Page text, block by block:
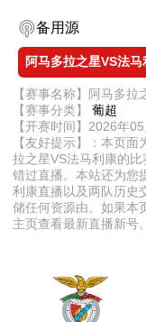
备用源
阿马多拉之星VS法
【赛事名称】阿马多
【赛事分类】 葡超
【开赛时间】2026年
【友好提示】：本页
拉之星VS法马利康的
错过直播。本站还为您
利康直播以及两队历史
储任何资源由。如果本
主页查看最新直播新号。